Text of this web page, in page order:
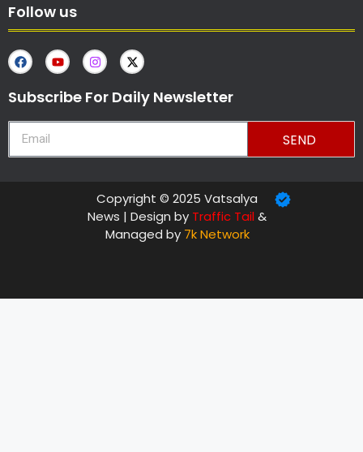
Follow us
Subscribe For Daily Newsletter
SEND
Copyright © 2025 Vatsalya
News | Design by Traffic Tail&
Managed by 7k Network